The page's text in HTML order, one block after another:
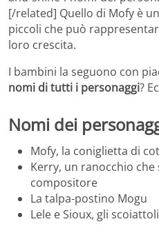
[/related] Quello di Mofy è
piccoli che può
loro crescita.
I bambini la seguono con
nomi di tutti i personaggi?
Nomi dei
Mofy, la coniglietta di
Kerry, un ranocchio
compositore
La talpa-postino Mogu
Lele e Sioux, gli scoiattoli